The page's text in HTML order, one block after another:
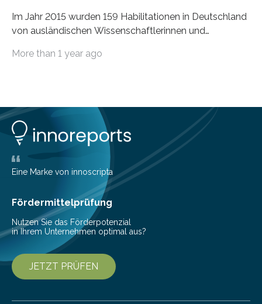
Im Jahr 2015 wurden 159 Habilitationen in Deutschland
von ausländischen Wissenschaftlerinnen und
More than 1 year ago
Eine Marke von innoscripta
Fördermittelprüfung
Nutzen Sie das Förderpotenzial
in Ihrem Unternehmen optimal aus?
JETZT PRÜFEN